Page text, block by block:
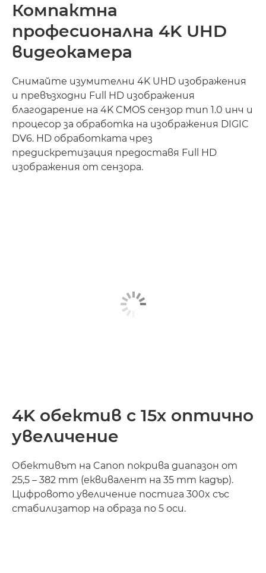
Компактна
професионална 4K UHD
видеокамера
Снимайте изумителни 4K UHD изображения
и превъзходни Full HD изображения
благодарение на 4K CMOS сензор тип 1.0 инч и
процесор за обработка на изображения DIGIC
DV6. HD обработката чрез
предискретизация предоставя Full HD
изображения от сензора.
4K обектив с 15x оптично
увеличение
Обективът на Canon покрива диапазон от
25,5 – 382 mm (еквивалент на 35 mm кадър).
Цифровото увеличение постига 300x със
стабилизатор на образа по 5 оси.